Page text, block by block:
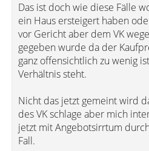
Das ist doch wie diese Fälle
ein Haus ersteigert haben
vor Gericht aber dem VK
gegeben wurde da der
ganz offensichtlich zu wenig
Verhältnis steht.
Nicht das jetzt gemeint wird
des VK schlage aber mich
jetzt mit Angebotsirrtum
Fall.